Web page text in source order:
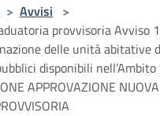
> Avvisi >
provvisoria Avviso
delle unità abitative
disponibili
APPROVAZIONE NUOVA